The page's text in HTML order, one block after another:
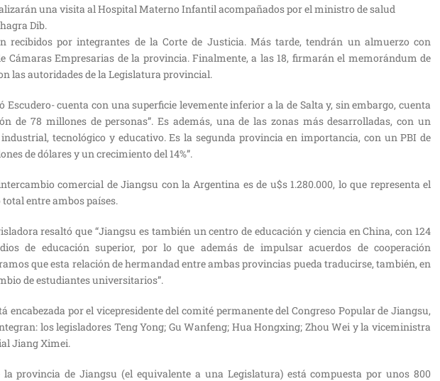
una visita al Hospital Materno Infantil acompañados por el ministro de salud
Dib.
recibidos por integrantes de la Corte de Justicia. Más tarde, tendrán un almuerzo con
Cámaras Empresarias de la provincia. Finalmente, a las 18, firmarán el memorándum de
las autoridades de la Legislatura provincial.
Escudero- cuenta con una superficie levemente inferior a la de Salta y, sin embargo, cuenta
de 78 millones de personas”. Es además, una de las zonas más desarrolladas, con un
tecnológico y educativo. Es la segunda provincia en importancia, con un PBI de
de dólares y un crecimiento del 14%”.
comercial de Jiangsu con la Argentina es de u$s 1.280.000, lo que representa el
total entre ambos países.
resaltó que “Jiangsu es también un centro de educación y ciencia en China, con 124
de educación superior, por lo que además de impulsar acuerdos de cooperación
que esta relación de hermandad entre ambas provincias pueda traducirse, también, en
de estudiantes universitarios”.
encabezada por el vicepresidente del comité permanente del Congreso Popular de Jiangsu,
los legisladores Teng Yong; Gu Wanfeng; Hua Hongxing; Zhou Wei y la viceministra
Jiang Ximei.
la provincia de Jiangsu (el equivalente a una Legislatura) está compuesta por unos 800